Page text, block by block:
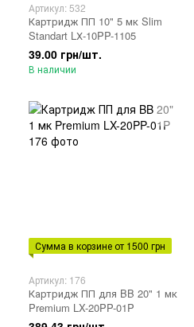
Артикул: 532
Картридж ПП 10" 5 мк Slim
Standart LХ-10PP-1105
39.00 грн/шт.
В наличии
Сумма в корзине от 1500 грн
Артикул: 176
Картридж ПП для BB 20" 1 мк
Premium LX-20PP-01P